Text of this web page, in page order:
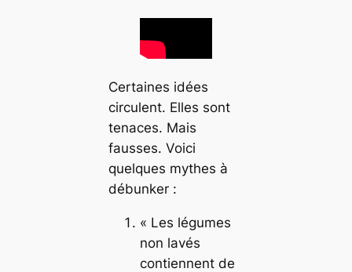
Certaines idées
circulent. Elles sont
tenaces. Mais
fausses. Voici
quelques mythes à
débunker :
« Les légumes
non lavés
contiennent de